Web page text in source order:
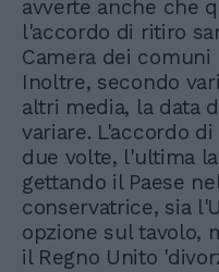
avverte anche che
l'accordo di ritiro
Camera dei comuni
Inoltre, secondo
altri media, la data
variare. L'accordo
due volte, l'ultima
gettando il Paese
conservatrice, sia
opzione sul tavolo,
il Regno Unito